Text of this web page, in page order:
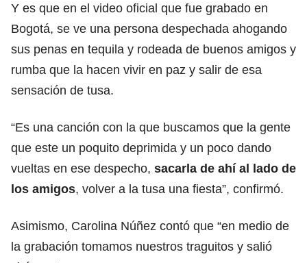
Y es que en el video oficial que fue grabado en
Bogotá, se ve una persona despechada ahogando
sus penas en tequila y rodeada de buenos amigos y
rumba que la hacen vivir en paz y salir de esa
sensación de tusa.
“Es una canción con la que buscamos que la gente
que este un poquito deprimida y un poco dando
vueltas en ese despecho, sacarla de ahí al lado de
los amigos, volver a la tusa una fiesta”, confirmó.
Asimismo, Carolina Núñez contó que “en medio de
la grabación tomamos nuestros traguitos y salió